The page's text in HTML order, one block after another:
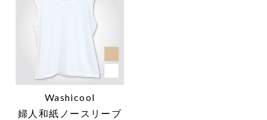
Washicool
婦人和紙ノースリーブ